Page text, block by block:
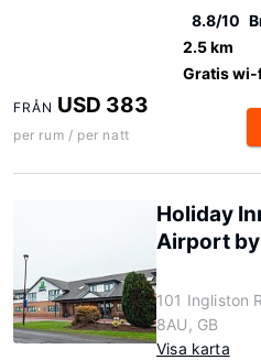
8.8/10
2.5 km
Gratis wi-
FRÅN USD 383
per rum / per natt
Holiday
Airport by
101 Ingliston
8AU, GB
Visa karta